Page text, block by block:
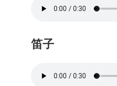
笛子